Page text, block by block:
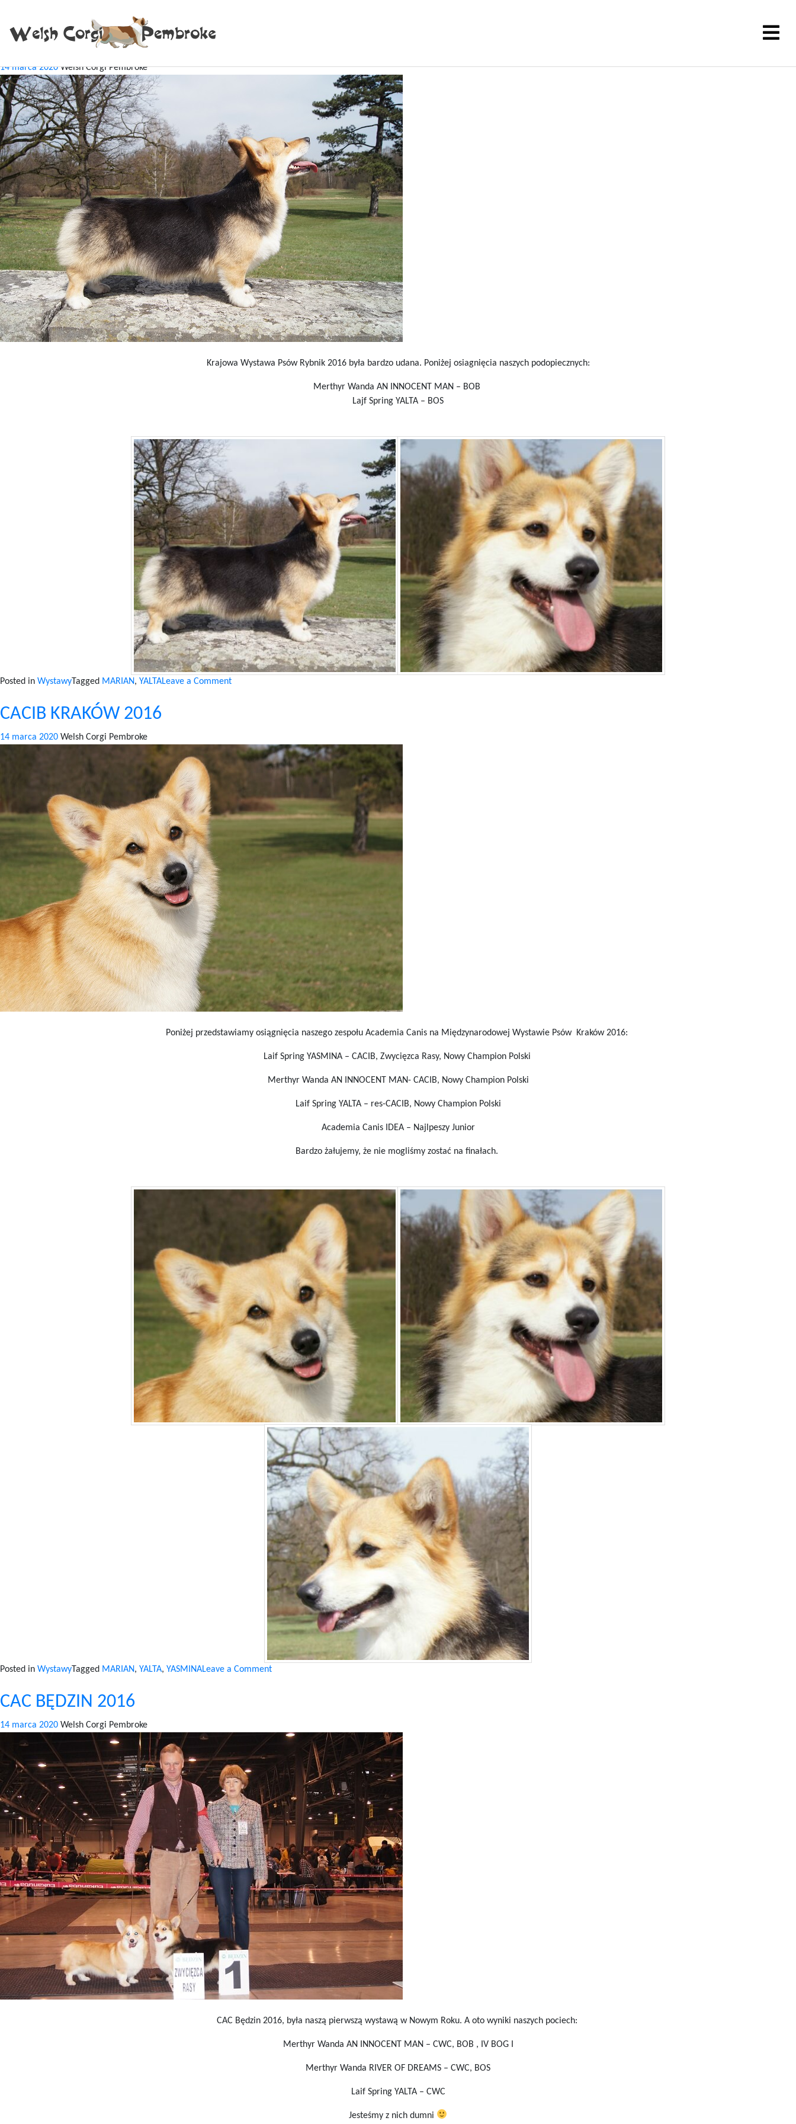
YALTA
CAC RYBNIK 2016
14 marca 2020 Welsh Corgi Pembroke
Krajowa Wystawa Psów Rybnik 2016 była bardzo udana. Poniżej osiagnięcia naszych podopiecznych:
Merthyr Wanda AN INNOCENT MAN – BOB
Lajf Spring YALTA – BOS
Posted in WystawyTagged MARIAN, YALTALeave a Commenton
CACIB KRAKÓW 2016
14 marca 2020 Welsh Corgi Pembroke
Poniżej przedstawiamy osiągnięcia naszego zespołu Academia Canis na Międzynarodowej Wystawie Psów Kraków 2016:
Laif Spring YASMINA – CACIB, Zwycięzca Rasy, Nowy Champion Polski
Merthyr Wanda AN INNOCENT MAN- CACIB, Nowy Champion Polski
Laif Spring YALTA – res-CACIB, Nowy Champion Polski
Academia Canis IDEA – Najlpeszy Junior
Bardzo żałujemy, że nie mogliśmy zostać na finałach.
Posted in WystawyTagged MARIAN, YALTA, YASMINALeave a Commenton
CAC BĘDZIN 2016
14 marca 2020 Welsh Corgi Pembroke
CAC Będzin 2016, była naszą pierwszą wystawą w Nowym Roku. A oto wyniki naszych pociech:
Merthyr Wanda AN INNOCENT MAN – CWC, BOB , IV BOG I
Merthyr Wanda RIVER OF DREAMS – CWC, BOS
Laif Spring YALTA – CWC
Jesteśmy z nich dumni